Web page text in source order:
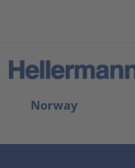
Norway